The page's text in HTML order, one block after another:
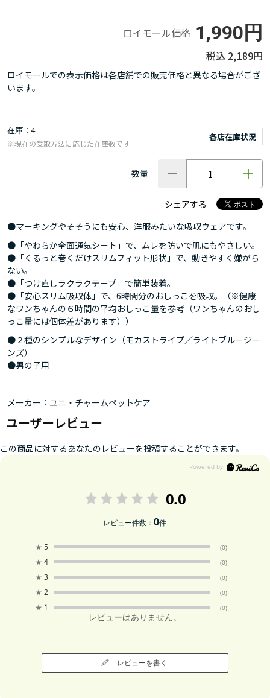
ロイモール価格 1,990円
2,189円
ロイモールでの表示価格は各店舗での販売価格と異なる場合がござ
います。
在庫 4
各店在庫状況
※現在の受取方法に応じた在庫数です
数量
シェアする
●マーキングやそそうにも安心、洋服みたいな吸収ウェアです。
●「やわらか全面通気シート」で、ムレを防いで肌にもやさしい。
●「くるっと巻くだけスリムフィット形状」で、動きやすく嫌がら
ない。
●「つけ直しラクラクテープ」で簡単装着。
●「安心スリム吸収体」で、6時間分のおしっこを吸収。（※健康
なワンちゃんの６時間の平均おしっこ量を参考（ワンちゃんのおし
っこ量には個体差があります））
●２種のシンプルなデザイン（モカストライプ／ライトブルージー
ンズ）
●男の子用
メーカー：ユニ・チャームペットケア
ユーザーレビュー
この商品に対するあなたのレビューを投稿することができます。
0.0
レビュー件数：0件
★ 5 (0)
★ 4 (0)
★ 3 (0)
★ 2 (0)
★ 1 (0)
レビューはありません。
レビューを書く